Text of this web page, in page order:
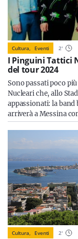
Cultura, Eventi 2'
I Pinguini Tattici
del tour 2024
Sono passati poco
Nucleari che, allo
appassionati: la
arriverà a Messina
Cultura, Eventi 2'